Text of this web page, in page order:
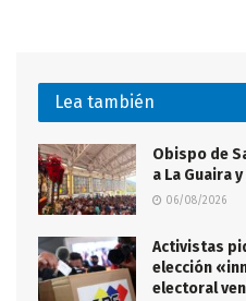
Lea también
Obispo de
a La Guaira
06/08/2026
Activistas
elección
electoral